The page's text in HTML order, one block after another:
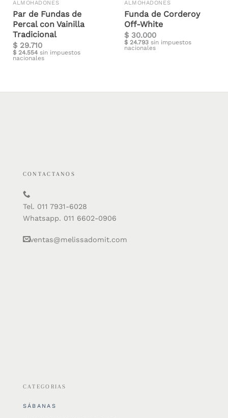
ALMOHADONES
Par de Fundas de
Percal con Vainilla
Tradicional
$ 29.710
$ 24.554 sin impuestos
nacionales
ALMOHADONES
Funda de Corderoy
Off-White
$ 30.000
$ 24.793 sin impuestos
nacionales
CONTACTANOS
Tel. 011 7931-6028
Whatsapp. 011 6602-0906
ventas@melissadomit.com
CATEGORIAS
SÁBANAS